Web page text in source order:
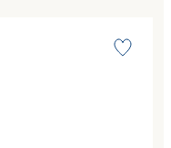
Nido d'ape 300 gr/mq